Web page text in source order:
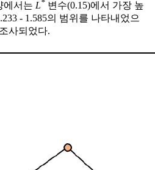
에서는 L* 변수(0.15)에서 가장 높
- 1.585의 범위를 나타내었으
사되었다.